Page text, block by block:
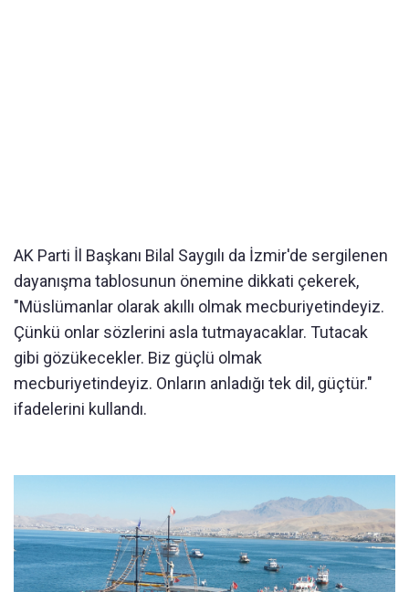
AK Parti İl Başkanı Bilal Saygılı da İzmir'de sergilenen
dayanışma tablosunun önemine dikkati çekerek,
"Müslümanlar olarak akıllı olmak mecburiyetindeyiz.
Çünkü onlar sözlerini asla tutmayacaklar. Tutacak
gibi gözükecekler. Biz güçlü olmak
mecburiyetindeyiz. Onların anladığı tek dil, güçtür."
ifadelerini kullandı.